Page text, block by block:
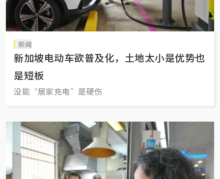
新闻
新加坡电动车欲普及化，土地太小是优势也
是短板
没能“居家充电”是硬伤